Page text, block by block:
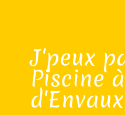
J'peux
Piscine